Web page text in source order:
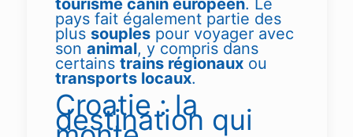
pays fait également partie des
plus souplespour voyager avec
son animal, y compris dans
certains trains régionauxou
transports locaux.
Croatie : la
destination qui